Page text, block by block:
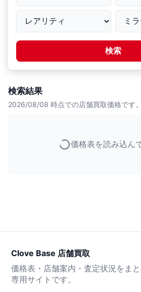
検索
検索結果
2026/08/08 時点での店舗買取価格です。
価格表を読み込ん
Clove Base 店舗買取
価格表・店舗案内・査定状況をま
専用サイトです。